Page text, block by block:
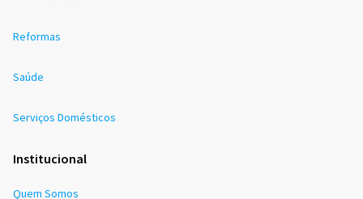
Reformas
Saúde
Serviços Domésticos
Institucional
Quem Somos